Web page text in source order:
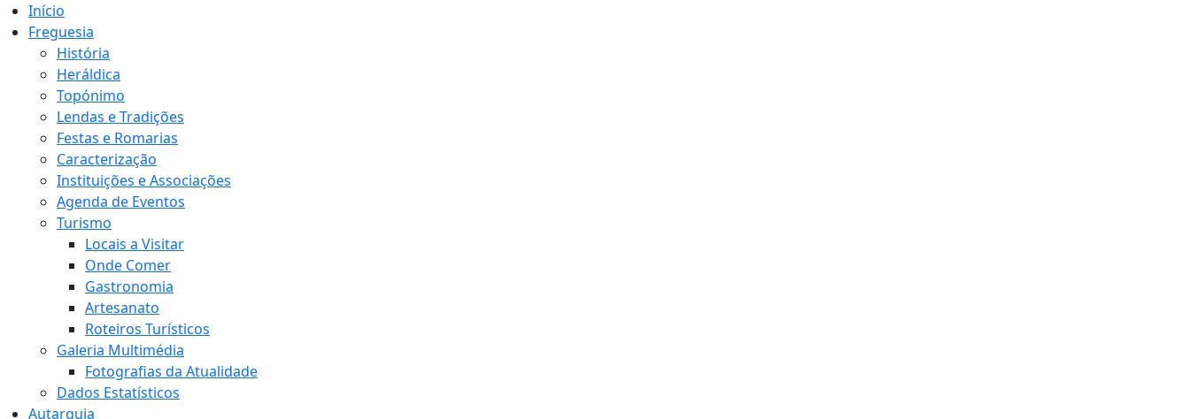
Início
Freguesia
História
Heráldica
Topónimo
Lendas e Tradições
Festas e Romarias
Caracterização
Instituições e Associações
Agenda de Eventos
Turismo
Locais a Visitar
Onde Comer
Gastronomia
Artesanato
Roteiros Turísticos
Galeria Multimédia
Fotografias da Atualidade
Dados Estatísticos
Autarquia